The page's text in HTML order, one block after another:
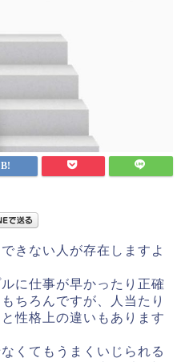
きない人が存在しますよ
に仕事が早かったり正確
ちろんですが、人当たり
性格上の違いもあります
くてもうまくいじられる